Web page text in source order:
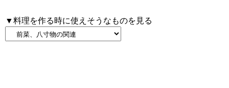
▼料理を作る時に使えそうなものを見る